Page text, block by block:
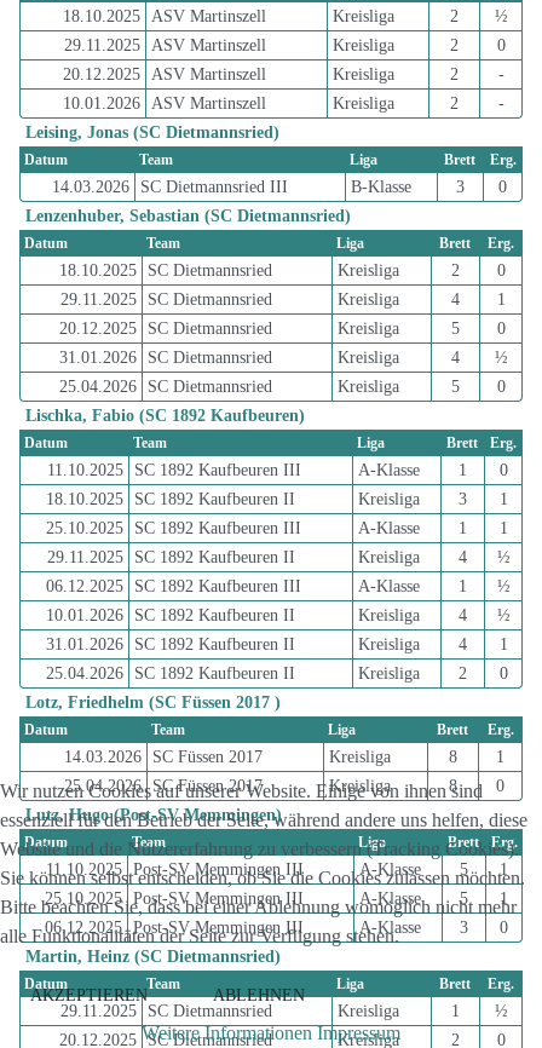
18.10.2025 ASV Martinszell Kreisliga 2
½
29.11.2025 ASV Martinszell Kreisliga 2
0
20.12.2025 ASV Martinszell Kreisliga 2
-
10.01.2026 ASV Martinszell Kreisliga 2
-
Leising, Jonas (SC Dietmannsried)
Datum Team Liga Brett Erg.
14.03.2026 SC Dietmannsried III B-Klasse 3
0
Lenzenhuber, Sebastian (SC Dietmannsried)
Datum Team Liga Brett Erg.
18.10.2025 SC Dietmannsried Kreisliga 2
0
29.11.2025
SC Dietmannsried Kreisliga 4
1
20.12.2025
SC Dietmannsried Kreisliga 5
0
31.01.2026
SC Dietmannsried Kreisliga 4
½
25.04.2026
SC Dietmannsried Kreisliga 5
0
Lischka, Fabio (SC 1892 Kaufbeuren)
Datum Team Liga Brett Erg.
11.10.2025 SC 1892 Kaufbeuren III A-Klasse 1
0
18.10.2025
SC 1892 Kaufbeuren II Kreisliga 3
1
25.10.2025
SC 1892 Kaufbeuren III A-Klasse 1
1
29.11.2025
SC 1892 Kaufbeuren II Kreisliga 4
½
06.12.2025
SC 1892 Kaufbeuren III A-Klasse 1
½
10.01.2026
SC 1892 Kaufbeuren II Kreisliga 4
½
31.01.2026
SC 1892 Kaufbeuren II Kreisliga 4
1
25.04.2026
SC 1892 Kaufbeuren II Kreisliga 2
0
Lotz, Friedhelm (SC Füssen 2017 )
Datum Team Liga Brett Erg.
14.03.2026 SC Füssen 2017 Kreisliga 8
1
25.04.2026
SC Füssen 2017 Kreisliga 8
0
Lutz, Hugo (Post-SV Memmingen)
Datum Team Liga Brett Erg.
11.10.2025 Post-SV Memmingen III A-Klasse 5
1
25.10.2025 Post-SV Memmingen III A-Klasse 5
1
06.12.2025 Post-SV Memmingen III A-Klasse 3
0
Martin, Heinz (SC Dietmannsried)
Datum Team Liga Brett Erg.
29.11.2025 SC Dietmannsried Kreisliga 1
½
20.12.2025 SC Dietmannsried Kreisliga 2 0
Wir nutzen Cookies auf unserer Website. Einige von ihnen sind
essenziell für den Betrieb der Seite, während andere uns helfen, diese
Website und die Nutzererfahrung zu verbessern (Tracking Cookies).
Sie können selbst entscheiden, ob Sie die Cookies zulassen möchten.
Bitte beachten Sie, dass bei einer Ablehnung womöglich nicht mehr
alle Funktionalitäten der Seite zur Verfügung stehen.
AKZEPTIEREN ABLEHNEN
Weitere Informationen Impressum